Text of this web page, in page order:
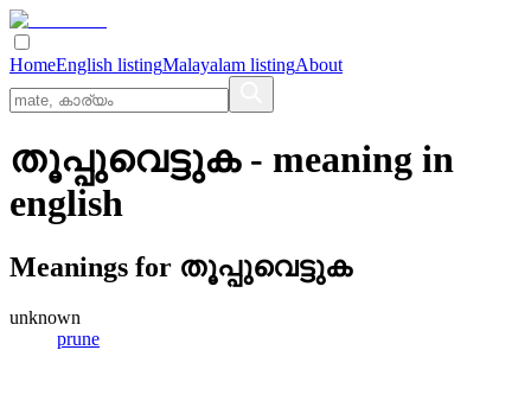
HomeEnglish listingMalayalam listingAbout
തൂപ്പുവെട്ടുക- meaning in
english
Meanings for തൂപ്പുവെട്ടുക
unknown
prune